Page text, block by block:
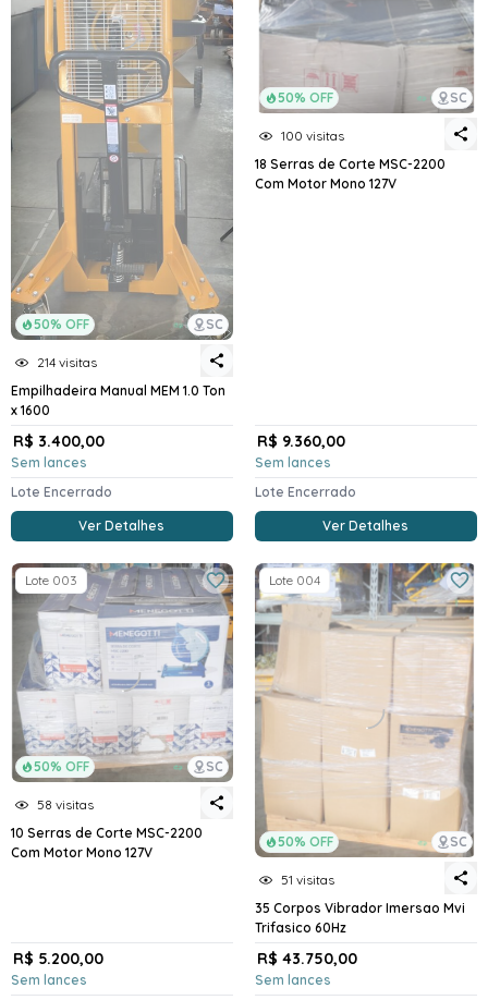
50% OFF SC
214 visitas
Empilhadeira Manual MEM 1.0 Ton
x 1600
R$ 3.400,00
Sem lances
Lote Encerrado
Ver Detalhes
50% OFF SC
100 visitas
18 Serras de Corte MSC-2200
Com Motor Mono 127V
R$ 9.360,00
Sem lances
Lote Encerrado
Ver Detalhes
50% OFF SC
Lote 003
58 visitas
10 Serras de Corte MSC-2200
Com Motor Mono 127V
R$ 5.200,00
Sem lances
50% OFF SC
Lote 004
51 visitas
35 Corpos Vibrador Imersao Mvi
Trifasico 60Hz
R$ 43.750,00
Sem lances